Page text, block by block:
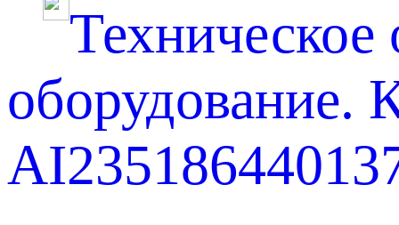
оборудование.